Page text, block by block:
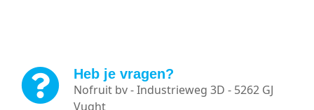
Heb je vragen?
Nofruit bv - Industrieweg 3D - 5262 GJ
Vught